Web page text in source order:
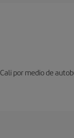
por medio de